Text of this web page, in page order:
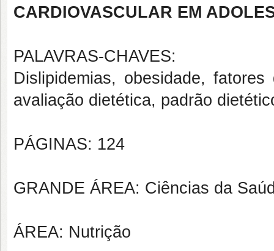
CARDIOVASCULAR EM
PALAVRAS-CHAVES:
Dislipidemias, obesidade,
avaliação dietética, padrão
PÁGINAS: 124
GRANDE ÁREA: Ciências da
ÁREA: Nutrição